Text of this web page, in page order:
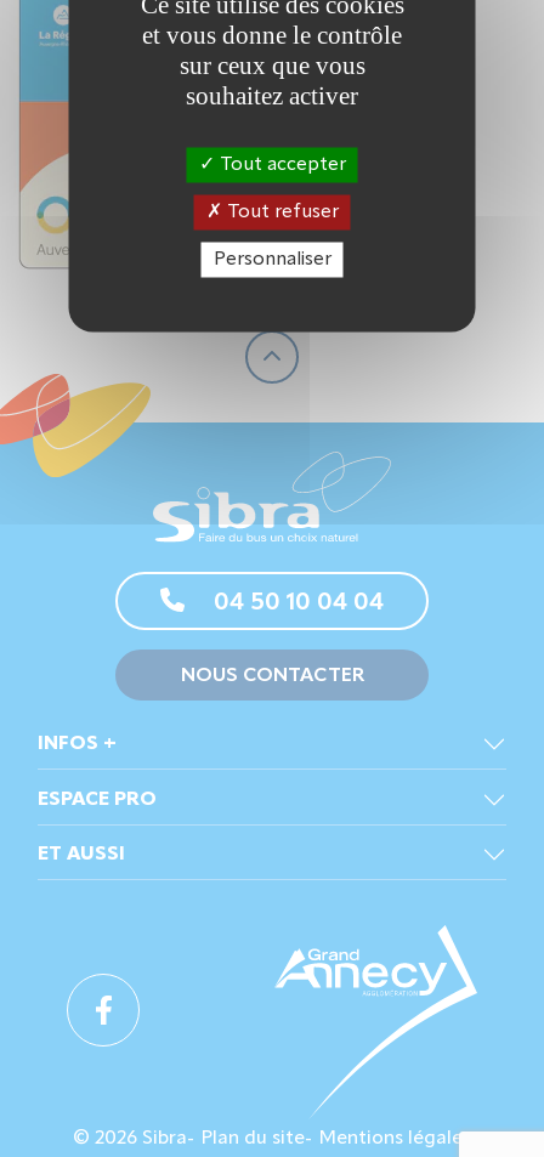
04 50 10 04 04
NOUS CONTACTER
INFOS +
ESPACE PRO
ET AUSSI
© 2026 Sibra Plan du site Mentions légales
et vous donne le contrôle
sur ceux que vous
souhaitez activer
Tout accepter
Tout refuser
Personnaliser